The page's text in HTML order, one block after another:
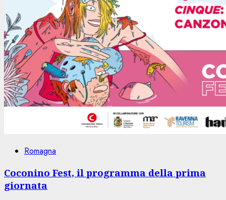
Romagna
Coconino Fest, il programma della prima
giornata